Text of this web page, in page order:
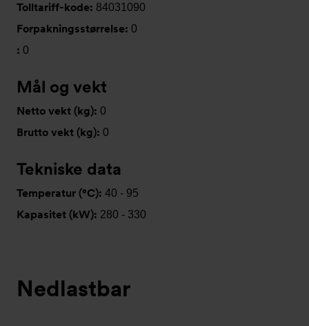
Tolltariff-kode: 84031090
Forpakningsstørrelse: 0
: 0
Mål og vekt
Netto vekt (kg): 0
Brutto vekt (kg): 0
Tekniske data
Temperatur (°C): 40 - 95
Kapasitet (kW): 280 - 330
Nedlastbar